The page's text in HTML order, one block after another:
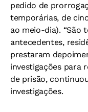
pedido de
temporárias, de
ao meio-dia). “São
antecedentes,
prestaram
investigações para
de prisão,
investigações.